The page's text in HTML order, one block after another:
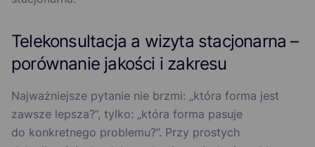
Telekonsultacja a wizyta stacjonarna –
porównanie jakości i zakresu
Najważniejsze pytanie nie brzmi: „która forma jest
zawsze lepsza?”, tylko: „która forma pasuje
do konkretnego problemu?”. Przy prostych